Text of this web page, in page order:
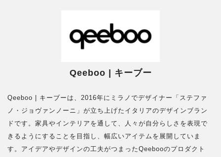
Qeeboo | キーブー
Qeeboo | キーブーは、2016年にミラノでデザイナー「ステファ
ノ・ジョヴァンノーニ」が立ち上げたイタリアのデザインブラン
ドです。家具やインテリアを通して、人々が自分らしさを表現で
きるようにすることを目指し、幅広いアイテムを展開していま
す。アイデアやデザインの工夫がつまったQeebooのプロダクト